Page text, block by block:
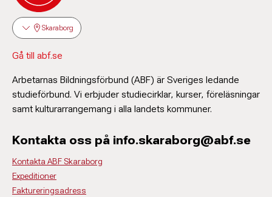
Skaraborg
Gå till abf.se
Arbetarnas Bildningsförbund (ABF) är Sveriges ledande
studieförbund. Vi erbjuder studiecirklar, kurser, föreläsningar
samt kulturarrangemang i alla landets kommuner.
Kontakta oss på info.skaraborg@abf.se
Kontakta ABF Skaraborg
Expeditioner
Faktureringsadress